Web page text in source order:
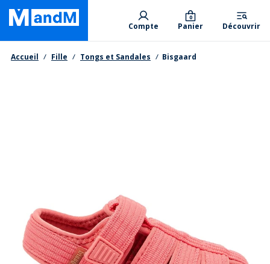
Skip
main
content
Primary departments
Compte Panier
0
Découvrir
Fil d'Ariane
Accueil Fille Tongs et Sandales Bisgaard